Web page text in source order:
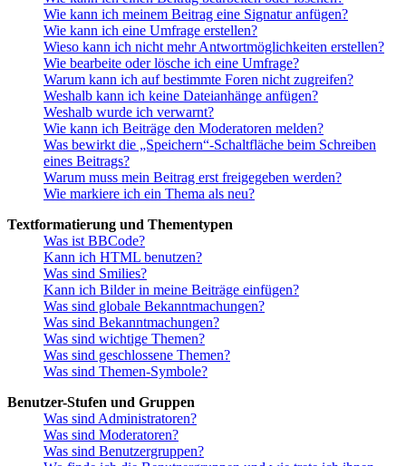
Wie kann ich meinem Beitrag eine Signatur anfügen?
Wie kann ich eine Umfrage erstellen?
Wieso kann ich nicht mehr Antwortmöglichkeiten erstellen?
Wie bearbeite oder lösche ich eine Umfrage?
Warum kann ich auf bestimmte Foren nicht zugreifen?
Weshalb kann ich keine Dateianhänge anfügen?
Weshalb wurde ich verwarnt?
Wie kann ich Beiträge den Moderatoren melden?
Was bewirkt die „Speichern“-Schaltfläche beim Schreiben
eines Beitrags?
Warum muss mein Beitrag erst freigegeben werden?
Wie markiere ich ein Thema als neu?
Textformatierung und Thementypen
Was ist BBCode?
Kann ich HTML benutzen?
Was sind Smilies?
Kann ich Bilder in meine Beiträge einfügen?
Was sind globale Bekanntmachungen?
Was sind Bekanntmachungen?
Was sind wichtige Themen?
Was sind geschlossene Themen?
Was sind Themen-Symbole?
Benutzer-Stufen und Gruppen
Was sind Administratoren?
Was sind Moderatoren?
Was sind Benutzergruppen?